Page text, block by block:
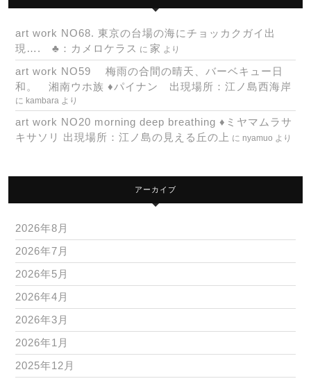
art work NO68. 東京の台場の海にチョッカクガイ出
現…. ♣：カメロケラス に 家 より
art work NO59 梅雨の合間の晴天、バーベキュー日
和。 湘南ウホ族 ♦パイナン 出現場所：江ノ島西海岸
に kambara より
art work NO20 morning deep breathing ♦ミヤマムラサ
キサソリ 出現場所：江ノ島の見える丘の上 に nyamuo より
アーカイブ
2026年8月
2026年7月
2026年5月
2026年4月
2026年3月
2026年1月
2025年12月